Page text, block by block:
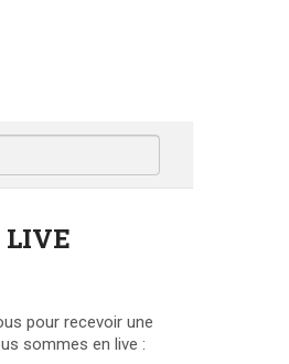
pour recevoir une
sommes en live :